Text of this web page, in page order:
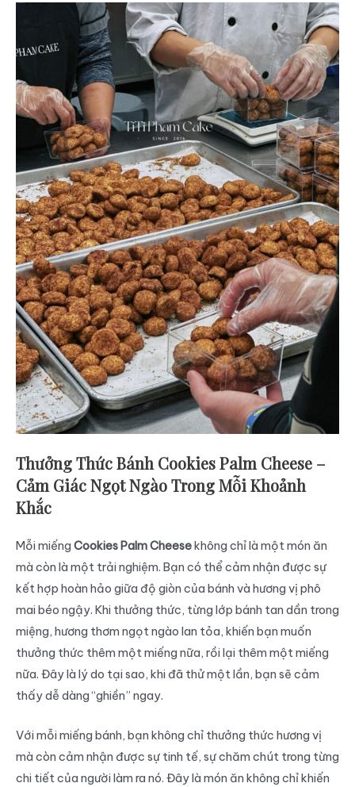
Thưởng Thức Bánh Cookies Palm Cheese –
Cảm Giác Ngọt Ngào Trong Mỗi Khoảnh
Khắc
Mỗi miếng Cookies Palm Cheesekhông chỉ là một món ăn
mà còn là một trải nghiệm. Bạn có thể cảm nhận được sự
kết hợp hoàn hảo giữa độ giòn của bánh và hương vị phô
mai béo ngậy. Khi thưởng thức, từng lớp bánh tan dần trong
miệng, hương thơm ngọt ngào lan tỏa, khiến bạn muốn
thưởng thức thêm một miếng nữa, rồi lại thêm một miếng
nữa. Đây là lý do tại sao, khi đã thử một lần, bạn sẽ cảm
thấy dễ dàng “ghiền” ngay.
Với mỗi miếng bánh, bạn không chỉ thưởng thức hương vị
mà còn cảm nhận được sự tinh tế, sự chăm chút trong từng
chi tiết của người làm ra nó. Đây là món ăn không chỉ khiến